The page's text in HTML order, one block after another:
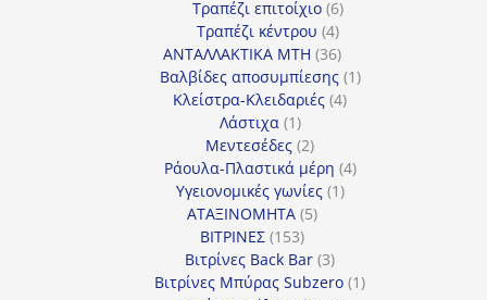
προϊόντα
Τραπέζι επιτοίχιο 66
προϊόντα
Τραπέζι κέντρου 44
προϊόντα
ΑΝΤΑΛΛΑΚΤΙΚΑ MTH 3636
προϊόντα
Βαλβίδες αποσυμπίεσης 11
Κλείστρα-Κλειδαριές 44
Λάστιχα 11
προϊόν
Μεντεσέδες 22
προϊόντα
Ράουλα-Πλαστικά μέρη 44
Υγειονομικές γωνίες 11
ΑΤΑΞΙΝΟΜΗΤΑ 55
ΒΙΤΡΙΝΕΣ 153153
προϊόντα
Βιτρίνες Back Bar 33
προϊόντα
Βιτρίνες Mπύρας Subzero 11